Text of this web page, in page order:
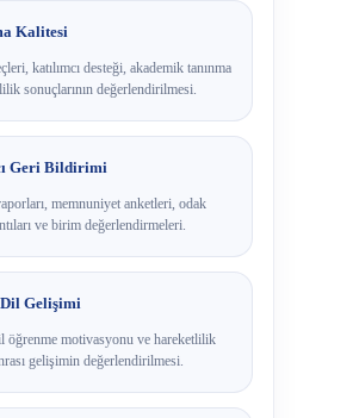
Kalitesi
katılımcı desteği, akademik tanınma
sonuçlarının değerlendirilmesi.
Geri Bildirimi
memnuniyet anketleri, odak
ve birim değerlendirmeleri.
Dil Gelişimi
öğrenme motivasyonu ve hareketlilik
gelişimin değerlendirilmesi.